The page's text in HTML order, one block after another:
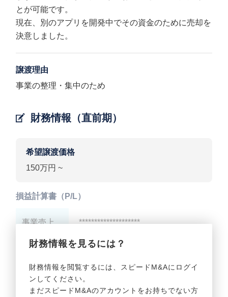
とが可能です。
現在、別のアプリを開発中でその資金のために売却を
決意しました。
譲渡理由
事業の整理・集中のため
財務情報（直前期）
希望譲渡価格
150万円 ~
財務情報を見るには？
財務情報を閲覧するには、スピードM&Aにログイ
ンしてください。
まだスピードM&Aのアカウントをお持ちでない方
損益計算書（P/L）
事業売上 ********************
事業利益 ********************
貸借対照表（B/S）